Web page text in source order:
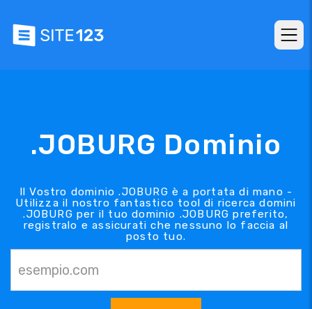
.JOBURG Dominio
Il Vostro dominio .JOBURG è a portata di mano -
Utilizza il nostro fantastico tool di ricerca domini
.JOBURG per il tuo dominio .JOBURG preferito,
registralo e assicurati che nessuno lo faccia al
posto tuo.